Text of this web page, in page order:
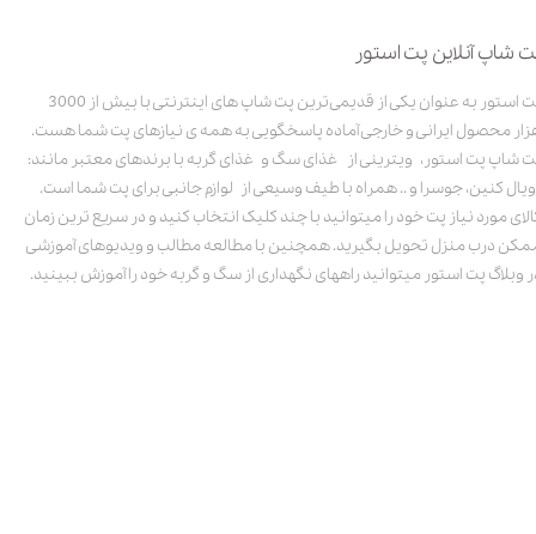
شاپ آنلاین پت استور
پت استور به عنوان یکی از قدیمی‌ترین پت شاپ های اینترنتی با بیش از 3000
محصول ایرانی و خارجی آماده پاسخگویی به همه ی نیازهای پت شما هست.
شاپ پت استور، ویترینی از غذای سگ و غذای گربه با برندهای معتبر مانند:
کنین، جوسرا و .. همراه با طیف وسیعی از لوازم جانبی برای پت شما است.
مورد نیاز پت خود را میتوانید با چند کلیک انتخاب کنید و در سریع ترین زمان
درب منزل تحویل بگیرید. همچنین با مطالعه مطالب و ویدیوهای آموزشی
وبلاگ پت استور میتوانید راههای نگهداری از سگ و گربه خود را آموزش ببینید.